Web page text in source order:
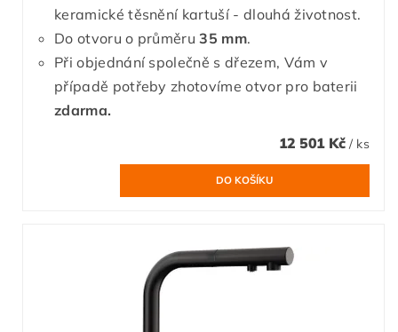
keramické těsnění kartuší - dlouhá životnost.
Do otvoru o průměru35 mm.
Při objednání společně s dřezem, Vám v
případě potřeby zhotovíme otvor pro baterii
zdarma.
12 501 Kč / ks